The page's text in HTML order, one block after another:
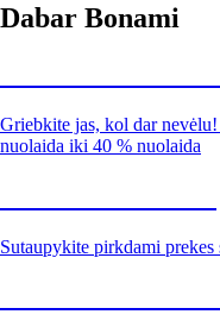
Dabar Bonami
Griebkite jas, kol dar
nuolaida iki 40 % nuolaida
Sutaupykite pirkdami